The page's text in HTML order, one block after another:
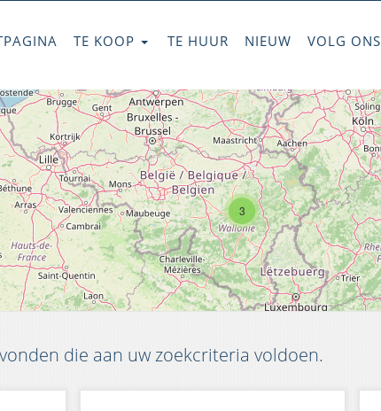
TE KOOP TE HUUR NIEUW VOLG ONS
3
die aan uw zoekcriteria voldoen.